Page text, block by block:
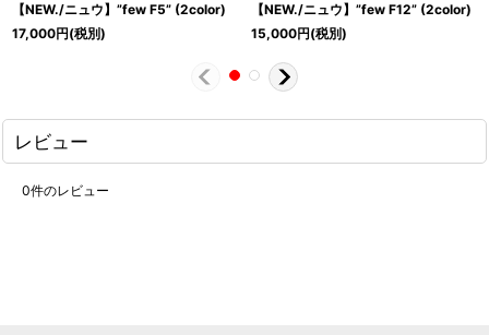
【NEW./ニュウ】”few F5” (2color)
17,000円(税別)
【NEW./ニュウ】”few F12” (2color)
15,000円(税別)
レビュー
0件のレビュー